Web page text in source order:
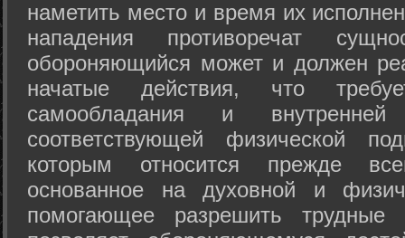
наметить место и время их
нападения противоречат
обороняющийся может и должен
начатые действия, что
самообладания и
соответствующей физической
которым относится прежде
основанное на духовной и
помогающее разрешить